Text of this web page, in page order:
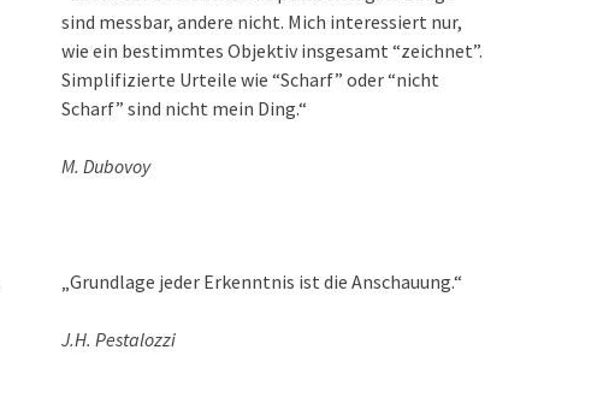
sind messbar, andere nicht. Mich interessiert nur,
wie ein bestimmtes Objektiv insgesamt “zeichnet”.
Simplifizierte Urteile wie “Scharf” oder “nicht
Scharf” sind nicht mein Ding.“
M. Dubovoy
„Grundlage jeder Erkenntnis ist die Anschauung.“
J.H. Pestalozzi